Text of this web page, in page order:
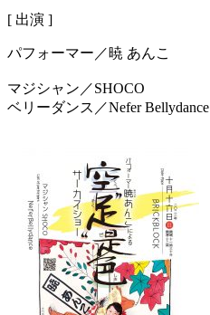
[ 出演 ]
パフォーマー／暁 あんこ
マジシャン／SHOCO
ベリーダンス／Nefer Bellydance